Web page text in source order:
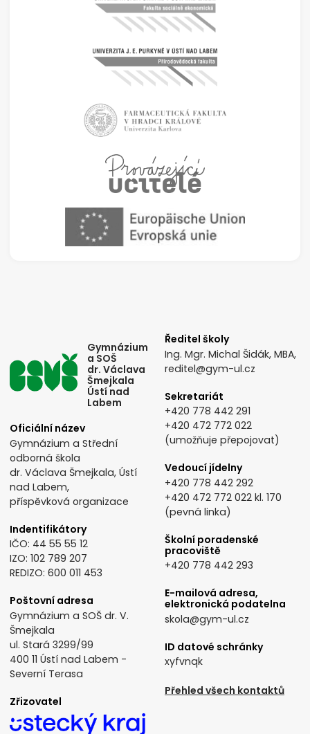
Gymnázium
a SOŠ
dr. Václava
Šmejkala
Ústí nad
Labem
Oficiální název
Gymnázium a Střední
odborná škola
dr. Václava Šmejkala, Ústí
nad Labem,
příspěvková organizace
Indentifikátory
IČO: 44 55 55 12
IZO: 102 789 207
REDIZO: 600 011 453
Poštovní adresa
Gymnázium a SOŠ dr. V.
Šmejkala
ul. Stará 3299/99
400 11 Ústí nad Labem -
Severní Terasa
Zřizovatel
Ředitel školy
Ing. Mgr. Michal Šidák, MBA,
reditel@gym-ul.cz
Sekretariát
+420 778 442 291
+420 472 772 022
(umožňuje přepojovat)
Vedoucí jídelny
+420 778 442 292
+420 472 772 022 kl. 170
(pevná linka)
Školní poradenské
pracoviště
+420 778 442 293
E-mailová adresa,
elektronická podatelna
skola@gym-ul.cz
ID datové schránky
xyfvnqk
Přehled všech kontaktů